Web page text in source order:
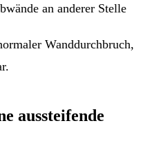
an anderer Stelle
Wanddurchbruch,
aussteifende